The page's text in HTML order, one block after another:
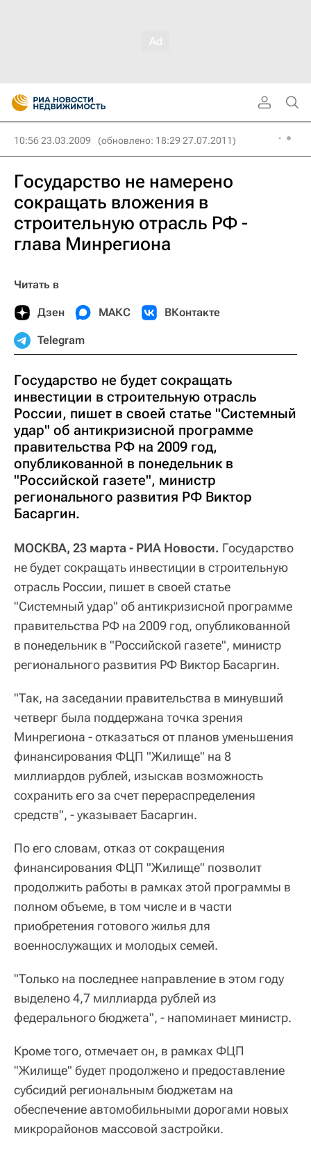
10:56 23.03.2009 (обновлено: 18:29 27.07.2011)
Государство не намерено
сокращать вложения в
строительную отрасль РФ -
глава Минрегиона
Читать в
Дзен МАКС ВКонтакте
Telegram
Государство не будет сокращать
инвестиции в строительную отрасль
России, пишет в своей статье "Системный
удар" об антикризисной программе
правительства РФ на 2009 год,
опубликованной в понедельник в
"Российской газете", министр
регионального развития РФ Виктор
Басаргин.
МОСКВА, 23 марта - РИА Новости. Государство
не будет сокращать инвестиции в строительную
отрасль России, пишет в своей статье
"Системный удар" об антикризисной программе
правительства РФ на 2009 год, опубликованной
в понедельник в "Российской газете", министр
регионального развития РФ Виктор Басаргин.
"Так, на заседании правительства в минувший
четверг была поддержана точка зрения
Минрегиона - отказаться от планов уменьшения
финансирования ФЦП "Жилище" на 8
миллиардов рублей, изыскав возможность
сохранить его за счет перераспределения
средств", - указывает Басаргин.
По его словам, отказ от сокращения
финансирования ФЦП "Жилище" позволит
продолжить работы в рамках этой программы в
полном объеме, в том числе и в части
приобретения готового жилья для
военнослужащих и молодых семей.
"Только на последнее направление в этом году
выделено 4,7 миллиарда рублей из
федерального бюджета", - напоминает министр.
Кроме того, отмечает он, в рамках ФЦП
"Жилище" будет продолжено и предоставление
субсидий региональным бюджетам на
обеспечение автомобильными дорогами новых
микрорайонов массовой застройки.